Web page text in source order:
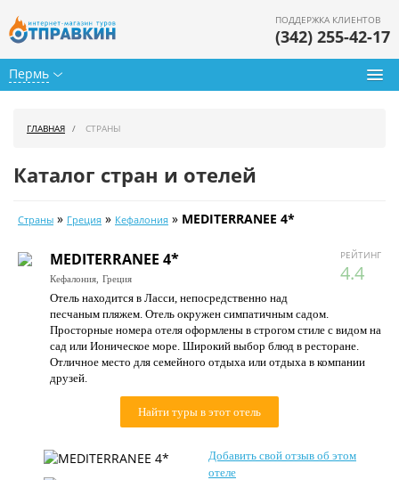
Пермь
ПОДДЕРЖКА КЛИЕНТОВ
(342) 255-42-17
Календарь туров
Цены дня
Страны
Как купить
О нас
ГЛАВНАЯ СТРАНЫ
Каталог стран и отелей
Страны » Греция » Кефалония » MEDITERRANEE 4*
РЕЙТИНГ
4.4
MEDITERRANEE 4*
Кефалония, Греция
Отель находится в Ласси, непосредственно над
песчаным пляжем. Отель окружен симпатичным садом.
Просторные номера отеля оформлены в строгом стиле с видом на
сад или Ионическое море. Широкий выбор блюд в ресторане.
Отличное место для семейного отдыха или отдыха в компании
друзей.
Найти туры в этот отель
Добавить свой отзыв об этом
отеле